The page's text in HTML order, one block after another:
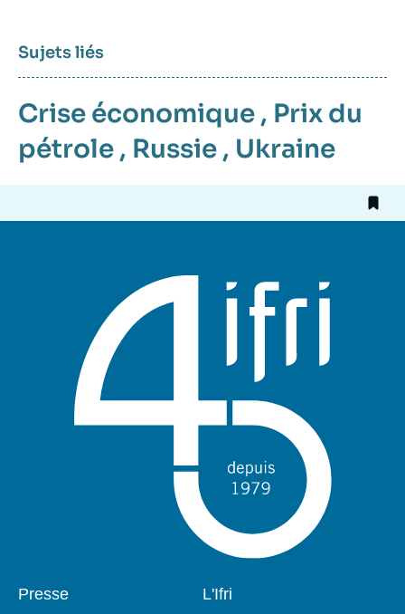
Sujets liés
Crise économique , Prix du
pétrole , Russie , Ukraine
Pied
Presse
Navigation
L'Ifri